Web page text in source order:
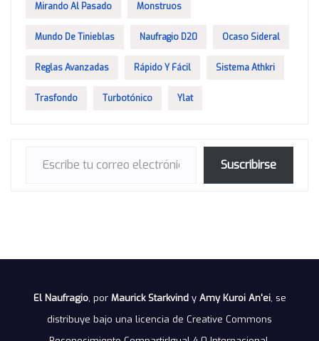
Mirando Al Pasado Monstruos
Mundo De Tinieblas Naufragio D20 Ocaso Sideral
Reglas Avanzadas Rápido Y Fácil Sistema Athkri
Trasfondo Turbotónico Ylat
Suscribirse
El Naufragio, por Maurick Starkvindy Amy Kuroi An'ei, se
distribuye bajo una licencia de Creative Commons